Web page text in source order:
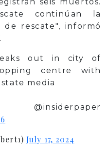
continúan la
rescate", informó
out in city of
centre with
media
July 17, 2024